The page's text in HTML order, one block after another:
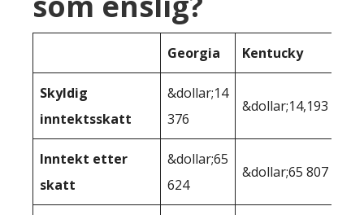
Georgia Kentucky
Skyldig
inntektsskatt
&dollar;14
376
&dollar;14,193
Inntekt etter
skatt
&dollar;65
624
&dollar;65 807